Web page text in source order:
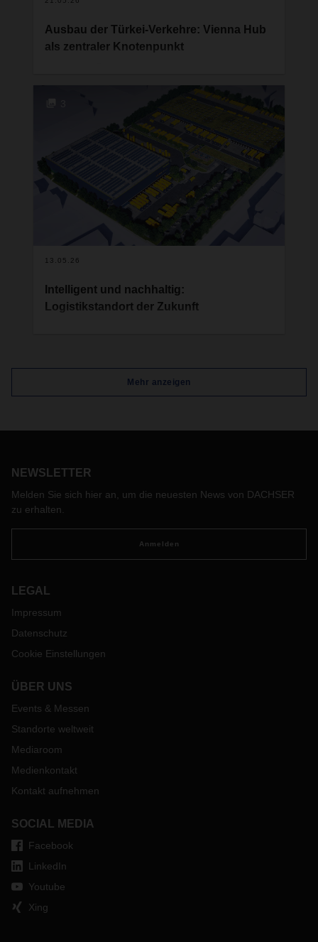
Ausbau der Türkei-Verkehre: Vienna Hub
als zentraler Knotenpunkt
Verkehre über den Vienna Hub am Standort
Himberg und etabliert damit eine zentrale
Drehscheibe für Transporte zwischen Österreich
und der Türkei. Als Gateway werden Sendungen
aus Nord- und Zentraleuropa konsolidiert und
über strukturierte Linienverkehre effizient mit der
Türkei verbunden.
13.05.26
Intelligent und nachhaltig:
Logistikstandort der Zukunft
Energieeffizienz und die Menschen, die Logistik
Mehr anzeigen
NEWSLETTER
Melden Sie sich hier an, um die neuesten News von DACHSER
zu erhalten.
Anmelden
LEGAL
Impressum
Datenschutz
Cookie Einstellungen
ÜBER UNS
Events & Messen
Standorte weltweit
Mediaroom
Medienkontakt
Kontakt aufnehmen
SOCIAL MEDIA
Facebook
LinkedIn
Youtube
Xing